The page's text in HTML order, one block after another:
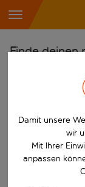
Finde deinen
Beginne mit der
Flughafen
Beginne mit der
Reiseziel
Nach
Wann
Damit unsere
wir
Mit Ihrer
anpassen